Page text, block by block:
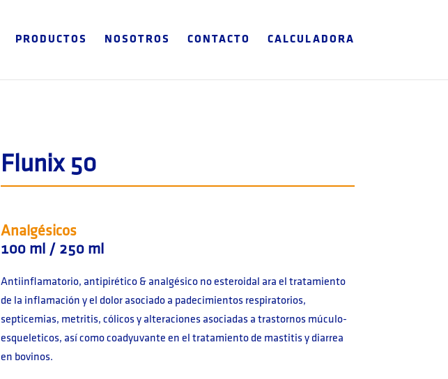
PRODUCTOS NOSOTROS CONTACTO CALCULADORA
Flunix 50
Analgésicos
100 ml / 250 ml
Antiinflamatorio, antipirético & analgésico no esteroidal ara el tratamiento
de la inflamación y el dolor asociado a padecimientos respiratorios,
septicemias, metritis, cólicos y alteraciones asociadas a trastornos múculo-
esqueleticos, así como coadyuvante en el tratamiento de mastitis y diarrea
en bovinos.